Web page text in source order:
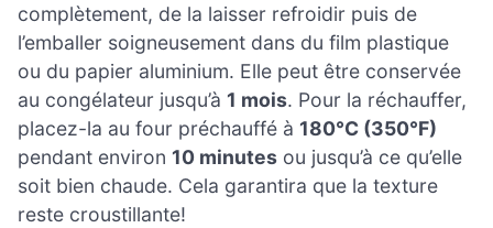
complètement, de la laisser refroidir puis de
l’emballer soigneusement dans du film plastique
ou du papier aluminium. Elle peut être conservée
au congélateur jusqu’à 1 mois. Pour la réchauffer,
placez-la au four préchauffé à 180°C (350°F)
pendant environ 10 minutes ou jusqu’à ce qu’elle
soit bien chaude. Cela garantira que la texture
reste croustillante!